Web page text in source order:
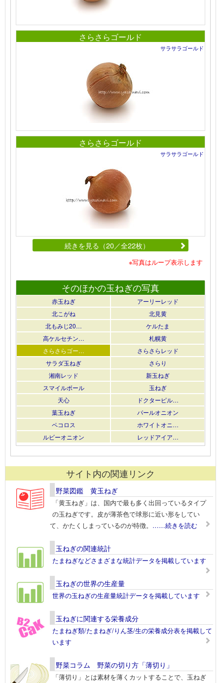
さらさらゴールド
サラサラゴールド
さらさらゴールド
サラサラゴールド
続きを見る（20／全22枚）
※写真はループ表示します
そのほかの玉ねぎの写真
赤玉ねぎ
アーリーレッド
北こがね
北見黄
北もみじ20…
ケルたま
高ケルセチン…
札幌黄
さらさらゴー…
さらさらレッド
サラダ玉ねぎ
さらり
湘南レッド
新玉ねぎ
スマイルボール
玉ねぎ
天心
ドクターピル…
葉玉ねぎ
パールオニオン
ペコロス
ホワイトオニ…
ルビーオニオン
レッドアイア…
サイト内の関連リンク
野菜図鑑 黄玉ねぎ
「黄玉ねぎ」は、国内で最も多く出回っているタイプ
の玉ねぎです。皮が薄茶色で球形に近い形をしてい
て、かたくしまっているのが特徴。 ……続きを読む
玉ねぎの関連統計
たまねぎなどさまざまな統計データを掲載しています
玉ねぎの世界の生産量
世界の玉ねぎの生産量統計データを掲載しています
玉ねぎに関連する栄養成分
たまねぎ類/たまねぎ/りん茎/生の栄養成分表を掲載して
います
野菜コラム 野菜の切り方「薄切り」
「薄切り」とは素材を薄くカットすることで、玉ねぎ